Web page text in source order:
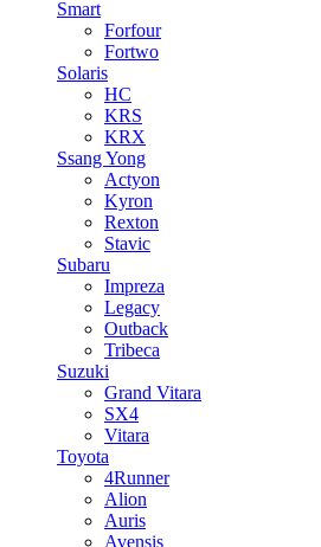
Smart
Forfour
Fortwo
Solaris
HC
KRS
KRX
Ssang Yong
Actyon
Kyron
Rexton
Stavic
Subaru
Impreza
Legacy
Outback
Tribeca
Suzuki
Grand Vitara
SX4
Vitara
Toyota
4Runner
Alion
Auris
Avensis